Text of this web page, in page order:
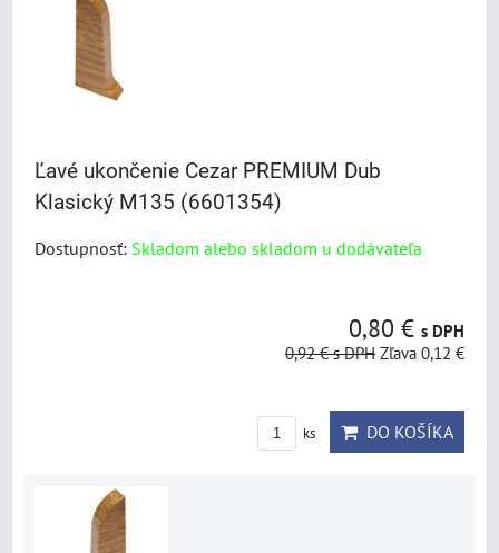
Ľavé ukončenie Cezar PREMIUM Dub
Klasický M135 (6601354)
Dostupnosť: Skladom alebo skladom u dodávateľa
0,80 € s DPH
0,92 €s DPH Zľava 0,12 €
ks DO KOŠÍKA